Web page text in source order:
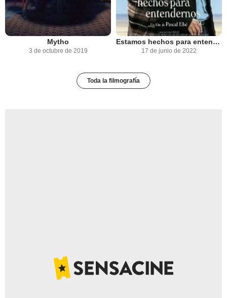
Mytho
3 de octubre de 2019
Estamos hechos para entendernos
17 de junio de 2022
Toda la filmografía